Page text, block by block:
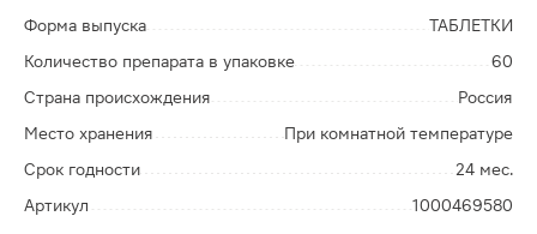
Форма выпуска
ТАБЛЕТКИ
Количество препарата в упаковке
60
Страна происхождения
Россия
Место хранения
При комнатной температуре
Срок годности
24 мес.
Артикул
1000469580